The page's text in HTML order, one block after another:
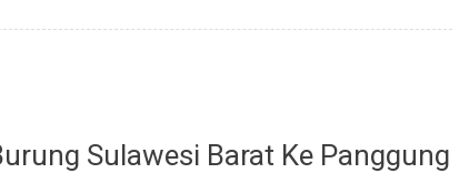
Sulawesi Barat Ke Panggung